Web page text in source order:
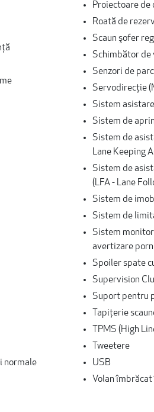
normale
Proiectoare de
Roată de
Scaun şofer
Schimbător de
Senzori de
Servodirecție
Sistem
Sistem de
Sistem de
Lane Keeping
Sistem de
(LFA - Lane
Sistem de
Sistem de
Sistem
avertizare
Spoiler spate
Supervision
Suport pentru
Tapiţerie
TPMS (High
Tweetere
USB
Volan